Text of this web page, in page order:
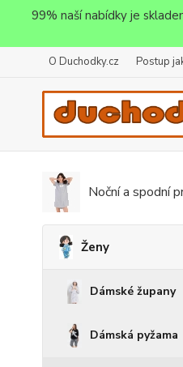
99% naší nabídky je
O Duchodky.cz Postup
Noční a spodní
Ženy
Dámské župany
Dámská pyžama